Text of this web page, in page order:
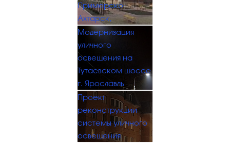
Приморско-
Ахтарск,
Модернизация
уличного
освещения на
Тутаевском шоссе
г. Ярославль
Проект
реконструкции
системы уличного
освещения